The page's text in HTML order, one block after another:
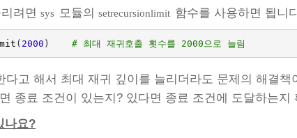
리려면sys 모듈의setrecursionlimit 함수를 사용하면 됩니
( 2000 ) # 최대 재귀호출 횟수를 2000으로 늘림
다고 해서 최대 재귀 깊이를 늘리더라도 문제의 해결책
종료 조건이 있는지? 있다면 종료 조건에 도달하는지
나요?